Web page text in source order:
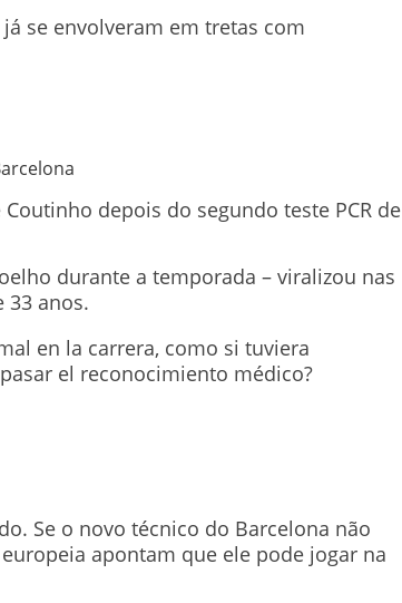
se envolveram em tretas com
depois do segundo teste PCR de
durante a temporada – viralizou nas
33 anos.
en la carrera, como si tuviera
el reconocimiento médico?
Se o novo técnico do Barcelona não
apontam que ele pode jogar na